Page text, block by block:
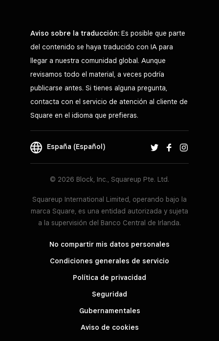
Aviso sobre la traducción: Es posible que parte
del contenido se haya traducido con IA para
llegar a nuestra comunidad global. Aunque
revisamos todo el material, a veces podría
publicarse antes. Si tienes alguna pregunta,
contacta con el servicio de atención al cliente de
Square en el idioma que prefieras.
España (Español)
© 2026 Block, Inc., Squareup Pte. Ltd.
Squareup International Limited, operando bajo la
marca Square, es una entidad autorizada y sujeta
a la supervisión del Banco Central de Irlanda.
No compartir mis datos personales
Condiciones generales de servicio
Política de privacidad
Seguridad
Gubernamentales
Aviso de cookies